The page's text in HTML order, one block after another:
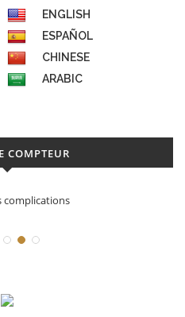
ENGLISH
ESPAÑOL
CHINESE
ARABIC
COMPTEUR
Déconstruction Parmigiani